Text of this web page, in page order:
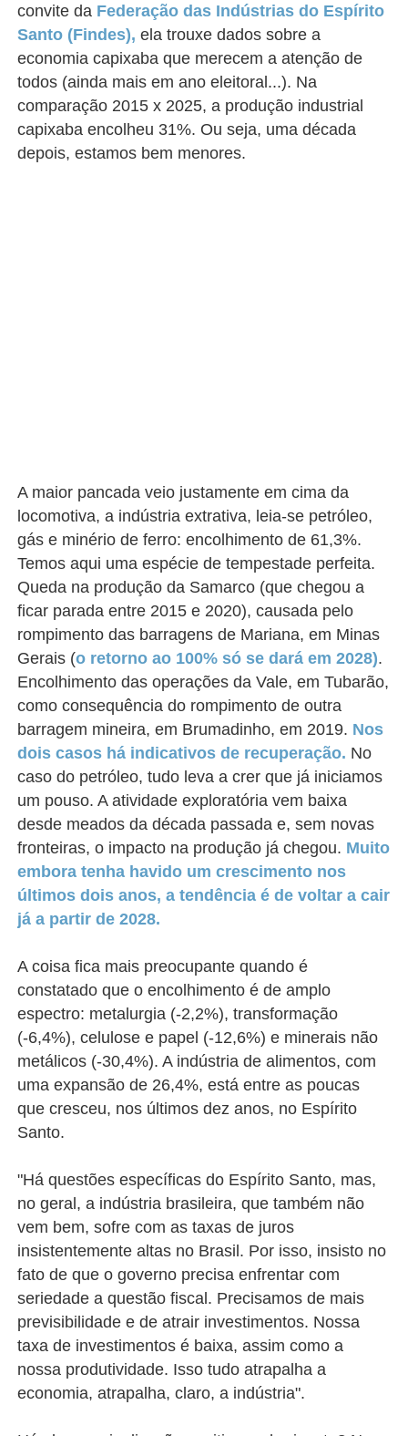
convite da Federação das Indústrias do Espírito
Santo (Findes), ela trouxe dados sobre a
economia capixaba que merecem a atenção de
todos (ainda mais em ano eleitoral...). Na
comparação 2015 x 2025, a produção industrial
capixaba encolheu 31%. Ou seja, uma década
depois, estamos bem menores.
A maior pancada veio justamente em cima da
locomotiva, a indústria extrativa, leia-se petróleo,
gás e minério de ferro: encolhimento de 61,3%.
Temos aqui uma espécie de tempestade perfeita.
Queda na produção da Samarco (que chegou a
ficar parada entre 2015 e 2020), causada pelo
rompimento das barragens de Mariana, em Minas
Gerais (o retorno ao 100% só se dará em 2028).
Encolhimento das operações da Vale, em Tubarão,
como consequência do rompimento de outra
barragem mineira, em Brumadinho, em 2019. Nos
dois casos há indicativos de recuperação. No
caso do petróleo, tudo leva a crer que já iniciamos
um pouso. A atividade exploratória vem baixa
desde meados da década passada e, sem novas
fronteiras, o impacto na produção já chegou. Muito
embora tenha havido um crescimento nos
últimos dois anos, a tendência é de voltar a cair
já a partir de 2028.
A coisa fica mais preocupante quando é
constatado que o encolhimento é de amplo
espectro: metalurgia (-2,2%), transformação
(-6,4%), celulose e papel (-12,6%) e minerais não
metálicos (-30,4%). A indústria de alimentos, com
uma expansão de 26,4%, está entre as poucas
que cresceu, nos últimos dez anos, no Espírito
Santo.
"Há questões específicas do Espírito Santo, mas,
no geral, a indústria brasileira, que também não
vem bem, sofre com as taxas de juros
insistentemente altas no Brasil. Por isso, insisto no
fato de que o governo precisa enfrentar com
seriedade a questão fiscal. Precisamos de mais
previsibilidade e de atrair investimentos. Nossa
taxa de investimentos é baixa, assim como a
nossa produtividade. Isso tudo atrapalha a
economia, atrapalha, claro, a indústria".